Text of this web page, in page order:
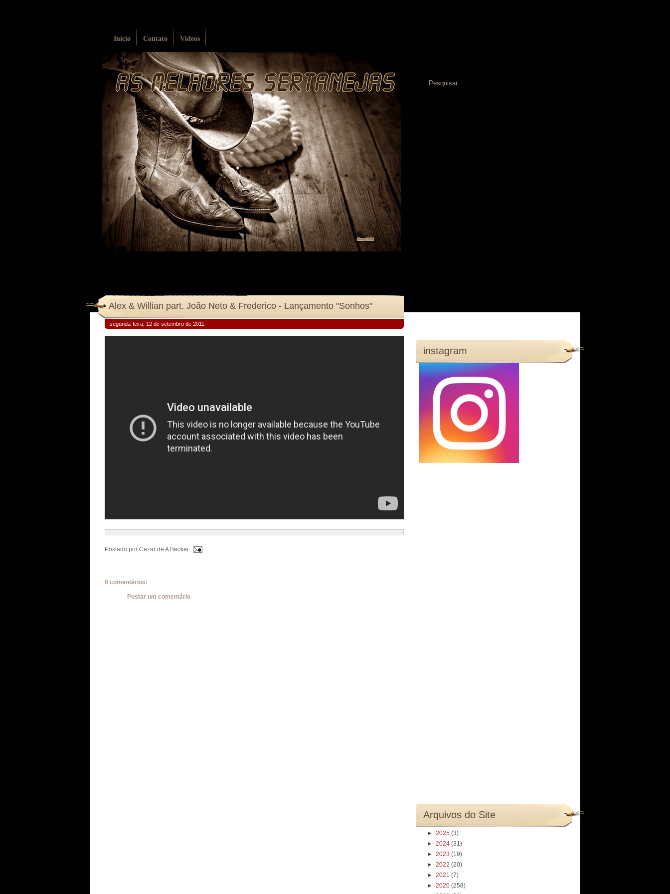
Início Contato Vídeos
Alex & Willian part. João Neto & Frederico - Lançamento "Sonhos"
segunda-feira, 12 de setembro de 2011
Postado por Cezar de A Becker
0 comentários:
Postar um comentário
instagram
Arquivos do Site
► 2025 (3)
► 2024 (31)
► 2023 (19)
► 2022 (20)
► 2021 (7)
► 2020 (258)